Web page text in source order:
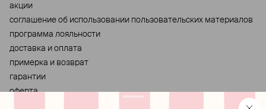
акции
cоглашение об использовании пользовательских материалов
программа лояльности
доставка и оплата
примерка и возврат
гарантии
оферта